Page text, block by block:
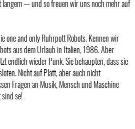
— und so freuen wir uns noch mehr auf
one and only Ruhrpott Robots. Kennen wir
aus dem Urlaub in Italien, 1986. Aber
endlich wieder Punk. Sie behaupten, dass sie
Nicht auf Platt, aber auch nicht
Fragen an Musik, Mensch und Maschine
se!